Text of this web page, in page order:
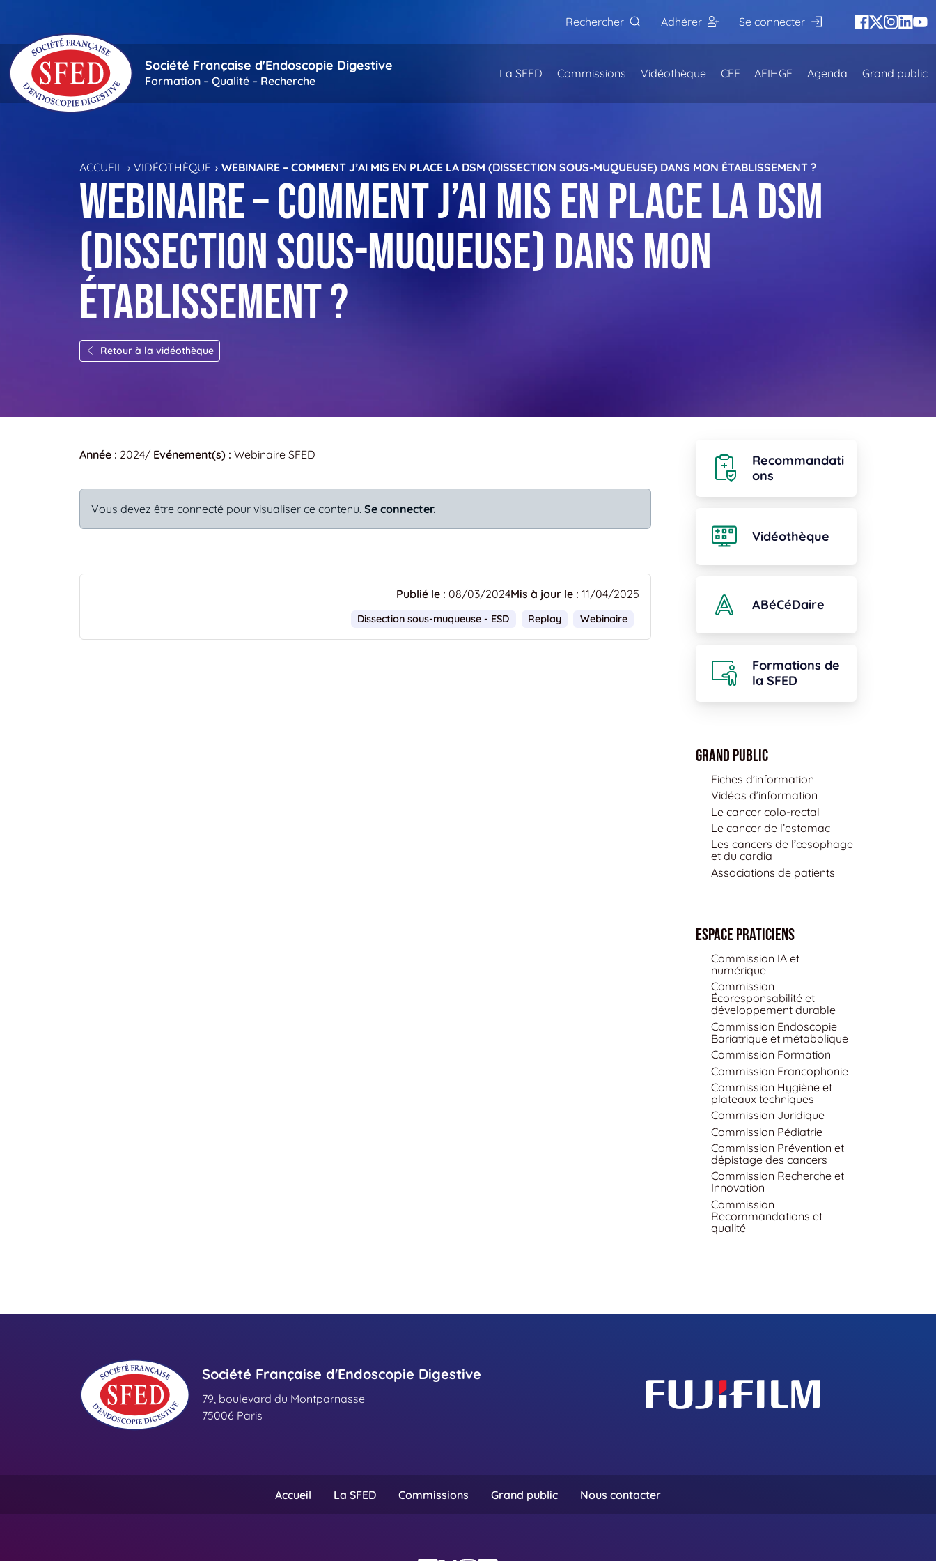
Rechercher
Adhérer Se connecter
Société Française d'Endoscopie Digestive
Formation – Qualité – Recherche
La SFED Commissions Vidéothèque CFE AFIHGE Agenda Grand public
ACCUEIL VIDÉOTHÈQUE WEBINAIRE – COMMENT J’AI MIS EN PLACE LA DSM (DISSECTION SOUS-MUQUEUSE) DANS MON ÉTABLISSEMENT ?
Webinaire – Comment j’ai mis en place la DSM
(dissection sous-muqueuse) dans mon
établissement ?
Retour à la vidéothèque
Année : 2024/ Evénement(s) : Webinaire SFED
Vous devez être connecté pour visualiser ce contenu. Se connecter.
Publié le : 08/03/2024Mis à jour le : 11/04/2025
Dissection sous-muqueuse - ESD Replay Webinaire
Recommandati
ons
Vidéothèque
ABéCéDaire
Formations de
la SFED
Grand public
Fiches d’information
Vidéos d’information
Le cancer colo-rectal
Le cancer de l’estomac
Les cancers de l’œsophage
et du cardia
Associations de patients
Espace Praticiens
Commission IA et
numérique
Commission
Écoresponsabilité et
développement durable
Commission Endoscopie
Bariatrique et métabolique
Commission Formation
Commission Francophonie
Commission Hygiène et
plateaux techniques
Commission Juridique
Commission Pédiatrie
Commission Prévention et
dépistage des cancers
Commission Recherche et
Innovation
Commission
Recommandations et
qualité
Société Française d'Endoscopie Digestive
79, boulevard du Montparnasse
75006 Paris
Accueil La SFED Commissions Grand public Nous contacter